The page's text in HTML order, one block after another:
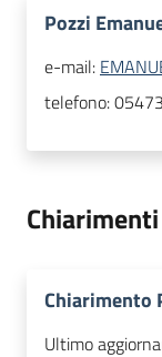
Pozzi
e-mail:
telefono:
Chiarimenti
Chiarimento
Ultimo